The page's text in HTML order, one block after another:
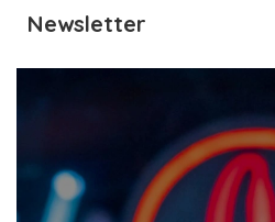
Newsletter